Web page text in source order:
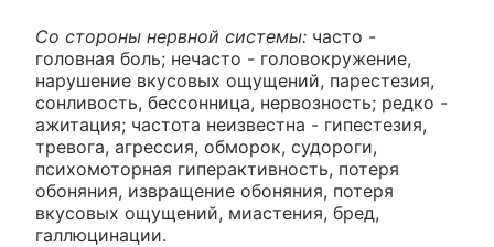
Со стороны нервной системы: часто -
головная боль; нечасто - головокружение,
нарушение вкусовых ощущений, парестезия,
сонливость, бессонница, нервозность; редко -
ажитация; частота неизвестна - гипестезия,
тревога, агрессия, обморок, судороги,
психомоторная гиперактивность, потеря
обоняния, извращение обоняния, потеря
вкусовых ощущений, миастения, бред,
галлюцинации.